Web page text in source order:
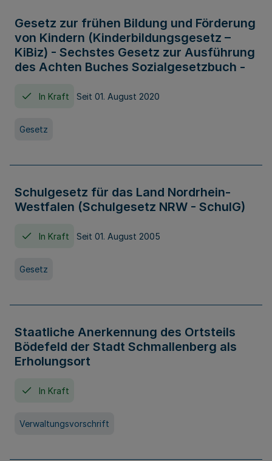
Gesetz zur frühen Bildung und Förderung
von Kindern (Kinderbildungsgesetz –
KiBiz) - Sechstes Gesetz zur Ausführung
des Achten Buches Sozialgesetzbuch -
In Kraft Seit 01. August 2020
Gesetz
Schulgesetz für das Land Nordrhein-
Westfalen (Schulgesetz NRW - SchulG)
In Kraft Seit 01. August 2005
Gesetz
Staatliche Anerkennung des Ortsteils
Bödefeld der Stadt Schmallenberg als
Erholungsort
In Kraft
Verwaltungsvorschrift